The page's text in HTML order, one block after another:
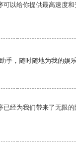
可以给你提供最高速度
手，随时随地为我的娱乐
已经为我们带来了无限